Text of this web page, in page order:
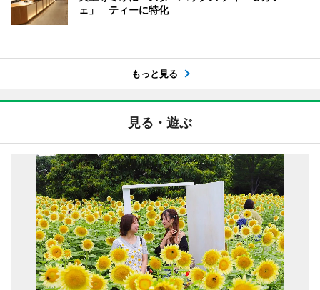
ェ」 ティーに特化
もっと見る
見る・遊ぶ